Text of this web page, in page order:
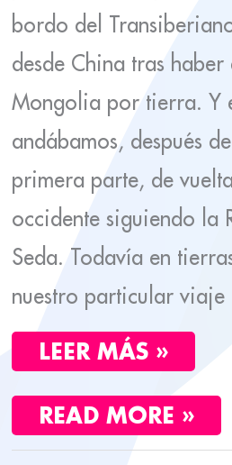
bordo del
desde China tras haber
Mongolia por tierra. Y
andábamos, después
primera parte, de
occidente siguiendo la
Seda. Todavía en
nuestro particular viaje
LEER MÁS »
READ MORE »